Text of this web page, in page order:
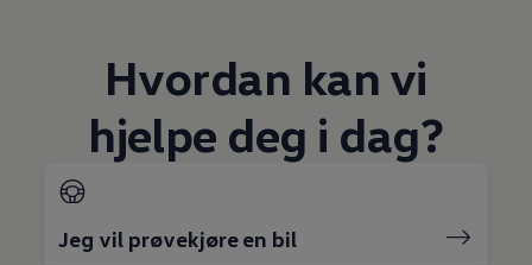
Hvordan kan vi
hjelpe deg i dag?
Jeg vil prøvekjøre en bil